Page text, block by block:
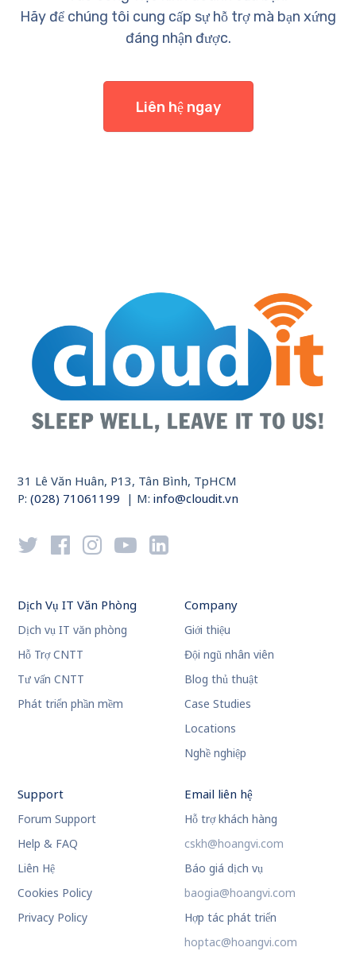
Hãy để chúng tôi cung cấp sự hỗ trợ mà bạn xứng
đáng nhận được.
Liên hệ ngay
31 Lê Văn Huân, P13, Tân Bình, TpHCM
P:(028) 71061199 | M:info@cloudit.vn
Dịch Vụ IT Văn Phòng
Dịch vụ IT văn phòng
Hỗ Trợ CNTT
Tư vấn CNTT
Phát triển phần mềm
Company
Giới thiệu
Đội ngũ nhân viên
Blog thủ thuật
Case Studies
Locations
Nghề nghiệp
Support
Forum Support
Help & FAQ
Liên Hệ
Cookies Policy
Privacy Policy
Email liên hệ
Hỗ trợ khách hàng
cskh@hoangvi.com
Báo giá dịch vụ
baogia@hoangvi.com
Hợp tác phát triển
hoptac@hoangvi.com